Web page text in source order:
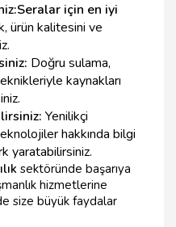
Seralar için en iyi
ürün kalitesini ve
Doğru sulama,
kaynakları
Yenilikçi
hakkında bilgi
yaratabilirsiniz.
sektöründe başarıya
hizmetlerine
size büyük faydalar